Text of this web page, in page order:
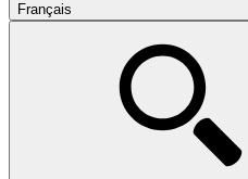
Français